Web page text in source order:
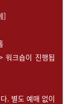
]
워크숍이 진행됩
. 별도 예매 없이